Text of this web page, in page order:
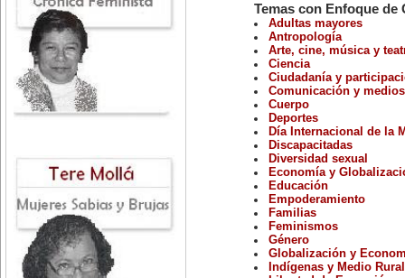
Temas con Enfoque de
Adultas mayores
Antropología
Arte, cine, música y
Ciencia
Ciudadanía y
Comunicación y medios
Cuerpo
Deportes
Día Internacional de la
Discapacitadas
Diversidad sexual
Economía y
Educación
Empoderamiento
Familias
Feminismos
Género
Globalización y
Indígenas y Medio Rural